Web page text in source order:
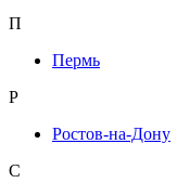
П
Пермь
Р
Ростов-на-Дону
С